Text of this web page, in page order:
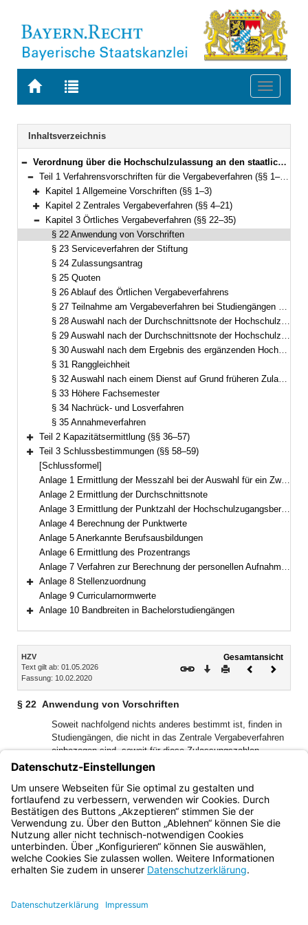
Zur
BAYERN.RECHT
Zur
letzten
Suche
Toggle
Navigation
Inhaltsverzeichnis
Bereich reduzieren
Verordnung über die Hochschulzulassung an den staatlichen Hochschulen in Bayern (Hochschulzulassungsverordnung – HZV) Vom 10. Februar 2020 (GVBl. S. 87) BayRS 2210-8-2-1-1-WK (§§ 1–59)
Bereich reduzieren
Teil 1 Verfahrensvorschriften für die Vergabeverfahren (§§ 1–35)
Bereich erweitern
Kapitel 1 Allgemeine Vorschriften (§§ 1–3)
Bereich erweitern
Kapitel 2 Zentrales Vergabeverfahren (§§ 4–21)
Bereich reduzieren
Kapitel 3 Örtliches Vergabeverfahren (§§ 22–35)
§ 22 Anwendung von Vorschriften
§ 23 Serviceverfahren der Stiftung
§ 24 Zulassungsantrag
§ 25 Quoten
§ 26 Ablauf des Örtlichen Vergabeverfahrens
§ 27 Teilnahme am Vergabeverfahren bei Studiengängen mit Eignungsprüfungen
§ 28 Auswahl nach der Durchschnittsnote der Hochschulzugangsberechtigung
§ 29 Auswahl nach der Durchschnittsnote der Hochschulzugangsberechtigung und Wartezeit
§ 30 Auswahl nach dem Ergebnis des ergänzenden Hochschulauswahlverfahrens
§ 31 Ranggleichheit
§ 32 Auswahl nach einem Dienst auf Grund früheren Zulassungsanspruchs
§ 33 Höhere Fachsemester
§ 34 Nachrück- und Losverfahren
§ 35 Annahmeverfahren
Bereich erweitern
Teil 2 Kapazitätsermittlung (§§ 36–57)
Bereich erweitern
Teil 3 Schlussbestimmungen (§§ 58–59)
[Schlussformel]
Anlage 1 Ermittlung der Messzahl bei der Auswahl für ein Zweitstudium
Anlage 2 Ermittlung der Durchschnittsnote
Anlage 3 Ermittlung der Punktzahl der Hochschulzugangsberechtigung
Anlage 4 Berechnung der Punktwerte
Anlage 5 Anerkannte Berufsausbildungen
Anlage 6 Ermittlung des Prozentrangs
Anlage 7 Verfahren zur Berechnung der personellen Aufnahmekapazität
Bereich erweitern
Anlage 8 Stellenzuordnung
Anlage 9 Curricularnormwerte
Anlage 10 Bandbreiten in Bachelorstudiengängen
Inhalt
HZV
Text gilt ab: 01.05.2026
Fassung: 10.02.2020
Gesamtansicht
Download
DruckenVorheriges
§ 22 Anwendung von Vorschriften
Soweit nachfolgend nichts anderes bestimmt ist, finden in
Studiengängen, die nicht in das Zentrale Vergabeverfahren
einbezogen sind, soweit für diese Zulassungszahlen
festgesetzt sind (Örtliches Vergabeverfahren), die
Vorschriften des Kapitels 2 entsprechende Anwendung mit
der Maßgabe, dass an die Stelle der Stiftung jeweils die
Hochschule tritt, an der die Zulassung beantragt wird.
Bayern.de
BayernPortal
Impressum